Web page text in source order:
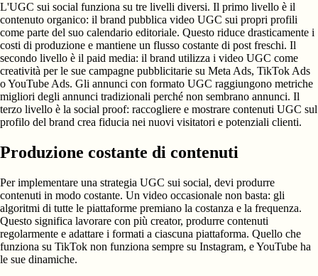
L'UGC sui social funziona su tre livelli diversi. Il primo livello è il
contenuto organico: il brand pubblica video UGC sui propri profili
come parte del suo calendario editoriale. Questo riduce drasticamente i
costi di produzione e mantiene un flusso costante di post freschi. Il
secondo livello è il paid media: il brand utilizza i video UGC come
creatività per le sue campagne pubblicitarie su Meta Ads, TikTok Ads
o YouTube Ads. Gli annunci con formato UGC raggiungono metriche
migliori degli annunci tradizionali perché non sembrano annunci. Il
terzo livello è la social proof: raccogliere e mostrare contenuti UGC sul
profilo del brand crea fiducia nei nuovi visitatori e potenziali clienti.
Produzione costante di contenuti
Per implementare una strategia UGC sui social, devi produrre
contenuti in modo costante. Un video occasionale non basta: gli
algoritmi di tutte le piattaforme premiano la costanza e la frequenza.
Questo significa lavorare con più creator, produrre contenuti
regolarmente e adattare i formati a ciascuna piattaforma. Quello che
funziona su TikTok non funziona sempre su Instagram, e YouTube ha
le sue dinamiche.